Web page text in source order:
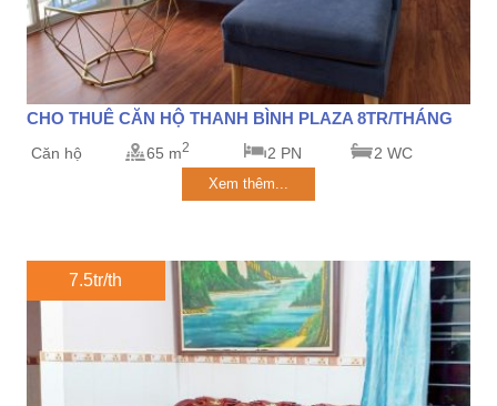
CHO THUÊ CĂN HỘ THANH BÌNH PLAZA 8TR/THÁNG
Căn hộ 65 m2 2 PN 2 WC
Xem thêm...
7.5tr/th